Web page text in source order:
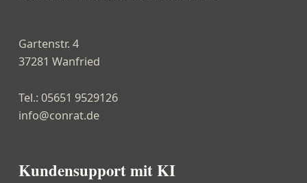
Gartenstr. 4
37281 Wanfried
Tel.: 05651 9529126
info@conrat.de
Kundensupport mit KI